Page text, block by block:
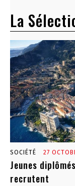
La
SOCIÉTÉ 27
Jeunes
recrutent